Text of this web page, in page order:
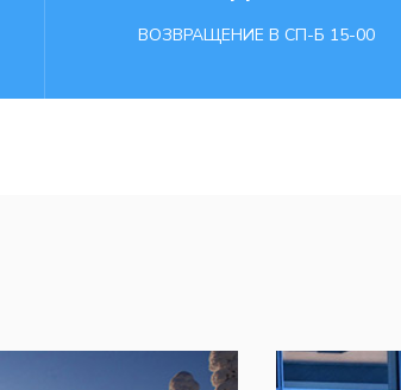
ВОЗВРАЩЕНИЕ В СП-Б 15-00